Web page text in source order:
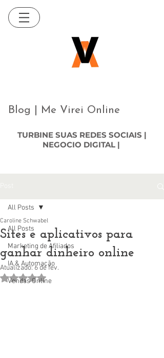
Blog | Me Virei Online
TURBINE SUAS REDES SOCIAIS |
NEGOCIO DIGITAL |
All Posts
Marketing de Afiliados
IA & Automação
Vendas Online
All Posts
Sites e aplicativos para
ganhar dinheiro online
Caroline Schwabel
Atualizado:6 de fev.
Avaliado com NaN de 5 estrelas.